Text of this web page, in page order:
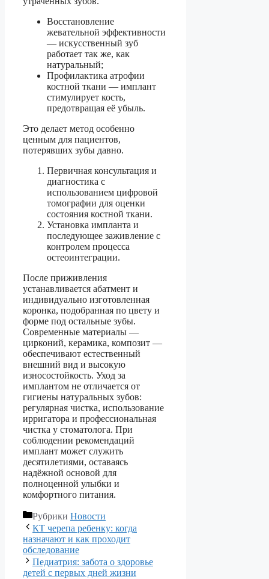
Восстановление
жевательной эффективности
— искусственный зуб
работает так же, как
натуральный;
Профилактика атрофии
костной ткани — имплант
стимулирует кость,
предотвращая её убыль.
Это делает метод особенно
ценным для пациентов,
потерявших зубы давно.
Первичная консультация и
диагностика с
использованием цифровой
томографии для оценки
состояния костной ткани.
Установка импланта и
последующее заживление с
контролем процесса
остеоинтеграции.
После приживления
устанавливается абатмент и
индивидуально изготовленная
коронка, подобранная по цвету и
форме под остальные зубы.
Современные материалы —
цирконий, керамика, композит —
обеспечивают естественный
внешний вид и высокую
износостойкость. Уход за
имплантом не отличается от
гигиены натуральных зубов:
регулярная чистка, использование
ирригатора и профессиональная
чистка у стоматолога. При
соблюдении рекомендаций
имплант может служить
десятилетиями, оставаясь
надёжной основой для
полноценной улыбки и
комфортного питания.
Рубрики Новости
КТ черепа ребенку: когда
назначают и как проходит
обследование
Педиатрия: забота о здоровье
детей с первых дней жизни